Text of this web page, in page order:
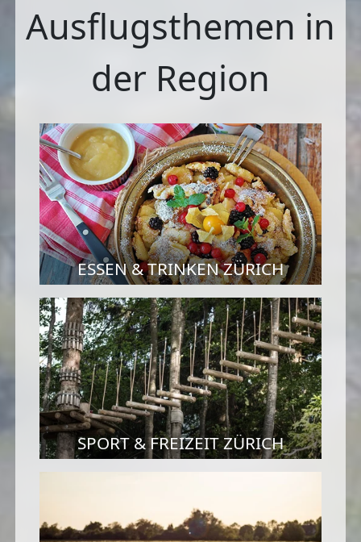
Ausflugsthemen in
der Region
ESSEN & TRINKEN ZÜRICH
SPORT & FREIZEIT ZÜRICH